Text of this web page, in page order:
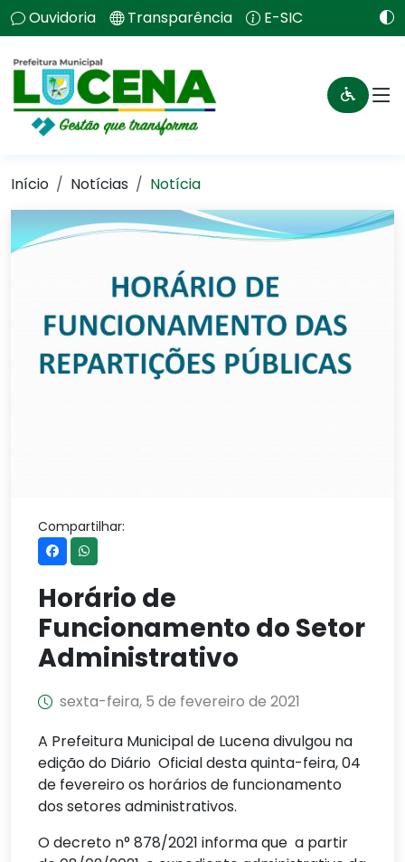
Ouvidoria Transparência E-SIC
Início Notícias Notícia
Compartilhar:
Horário de
Funcionamento do Setor
Administrativo
sexta-feira, 5 de fevereiro de 2021
A Prefeitura Municipal de Lucena divulgou na
edição do Diário Oficial desta quinta-feira, 04
de fevereiro os horários de funcionamento
dos setores administrativos.
O decreto n° 878/2021 informa que a partir